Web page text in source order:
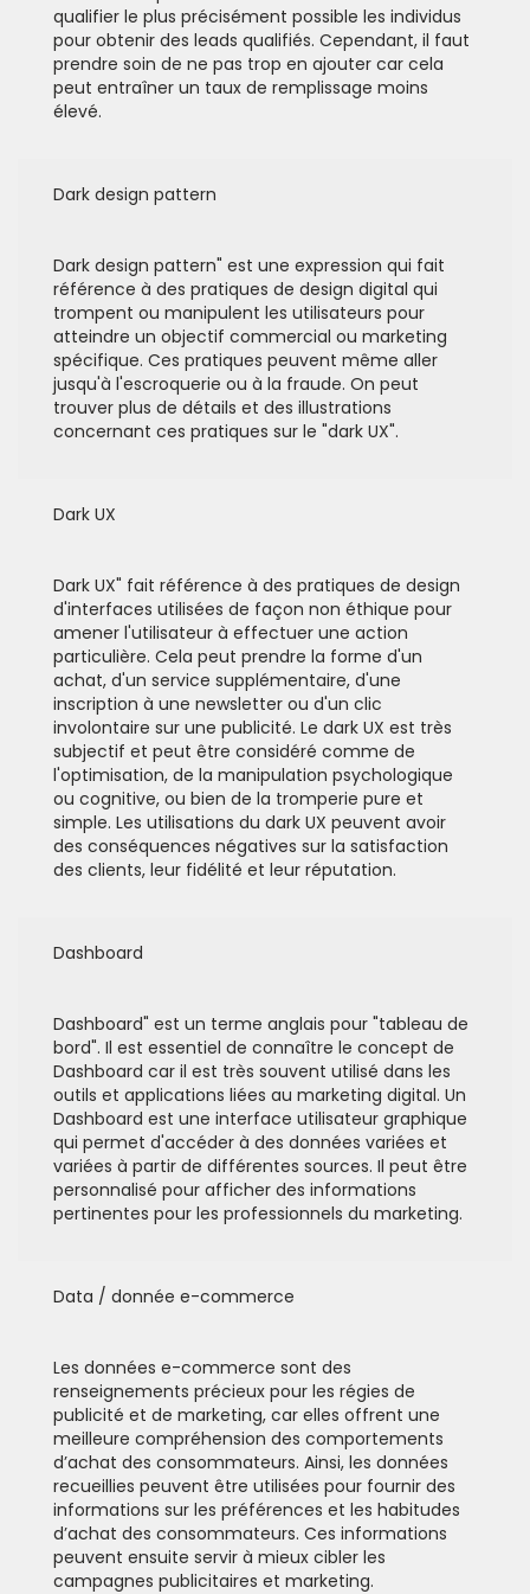
qualifier le plus précisément possible les individus
pour obtenir des leads qualifiés. Cependant, il faut
prendre soin de ne pas trop en ajouter car cela
peut entraîner un taux de remplissage moins
élevé.
Dark design pattern
Dark design pattern" est une expression qui fait
référence à des pratiques de design digital qui
trompent ou manipulent les utilisateurs pour
atteindre un objectif commercial ou marketing
spécifique. Ces pratiques peuvent même aller
jusqu'à l'escroquerie ou à la fraude. On peut
trouver plus de détails et des illustrations
concernant ces pratiques sur le "dark UX".
Dark UX
Dark UX" fait référence à des pratiques de design
d'interfaces utilisées de façon non éthique pour
amener l'utilisateur à effectuer une action
particulière. Cela peut prendre la forme d'un
achat, d'un service supplémentaire, d'une
inscription à une newsletter ou d'un clic
involontaire sur une publicité. Le dark UX est très
subjectif et peut être considéré comme de
l'optimisation, de la manipulation psychologique
ou cognitive, ou bien de la tromperie pure et
simple. Les utilisations du dark UX peuvent avoir
des conséquences négatives sur la satisfaction
des clients, leur fidélité et leur réputation.
Dashboard
Dashboard" est un terme anglais pour "tableau de
bord". Il est essentiel de connaître le concept de
Dashboard car il est très souvent utilisé dans les
outils et applications liées au marketing digital. Un
Dashboard est une interface utilisateur graphique
qui permet d'accéder à des données variées et
variées à partir de différentes sources. Il peut être
personnalisé pour afficher des informations
pertinentes pour les professionnels du marketing.
Data / donnée e-commerce
Les données e-commerce sont des
renseignements précieux pour les régies de
publicité et de marketing, car elles offrent une
meilleure compréhension des comportements
d’achat des consommateurs. Ainsi, les données
recueillies peuvent être utilisées pour fournir des
informations sur les préférences et les habitudes
d’achat des consommateurs. Ces informations
peuvent ensuite servir à mieux cibler les
campagnes publicitaires et marketing.